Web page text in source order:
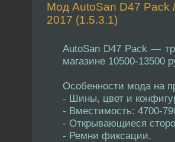
Мод AutoSan D47 Pack
2017 (1.5.3.1)
AutoSan D47 Pack —
магазине 10500-13500
Особенности мода на
- Шины, цвет и
- Вместимость: 4700-
- Открывающиеся
- Ремни фиксации.